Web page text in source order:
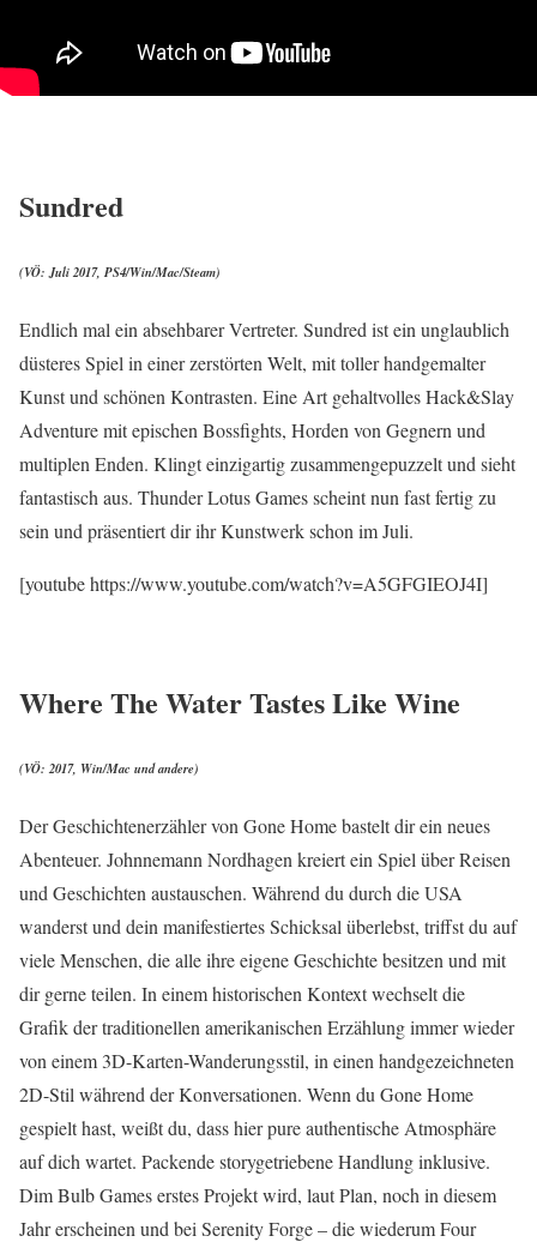
Sundred
(VÖ: Juli 2017, PS4/Win/Mac/Steam)
Endlich mal ein absehbarer Vertreter. Sundred ist ein unglaublich
düsteres Spiel in einer zerstörten Welt, mit toller handgemalter
Kunst und schönen Kontrasten. Eine Art gehaltvolles Hack&Slay
Adventure mit epischen Bossfights, Horden von Gegnern und
multiplen Enden. Klingt einzigartig zusammengepuzzelt und sieht
fantastisch aus. Thunder Lotus Games scheint nun fast fertig zu
sein und präsentiert dir ihr Kunstwerk schon im Juli.
[youtube https://www.youtube.com/watch?v=A5GFGIEOJ4I]
Where The Water Tastes Like Wine
(VÖ: 2017, Win/Mac und andere)
Der Geschichtenerzähler von Gone Home bastelt dir ein neues
Abenteuer. Johnnemann Nordhagen kreiert ein Spiel über Reisen
und Geschichten austauschen. Während du durch die USA
wanderst und dein manifestiertes Schicksal überlebst, triffst du auf
viele Menschen, die alle ihre eigene Geschichte besitzen und mit
dir gerne teilen. In einem historischen Kontext wechselt die
Grafik der traditionellen amerikanischen Erzählung immer wieder
von einem 3D-Karten-Wanderungsstil, in einen handgezeichneten
2D-Stil während der Konversationen. Wenn du Gone Home
gespielt hast, weißt du, dass hier pure authentische Atmosphäre
auf dich wartet. Packende storygetriebene Handlung inklusive.
Dim Bulb Games erstes Projekt wird, laut Plan, noch in diesem
Jahr erscheinen und bei Serenity Forge – die wiederum Four